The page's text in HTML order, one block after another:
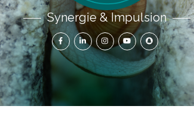
Synergie & Impulsion